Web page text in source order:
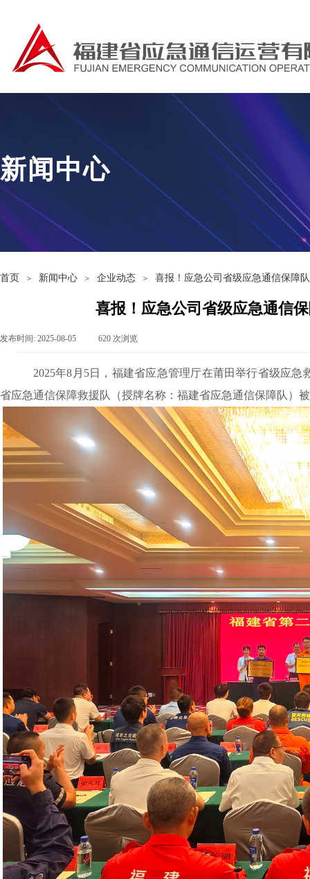
新闻中心
首页 ＞ 新闻中心 ＞ 企业动态 ＞ 喜报！应急公司省级应急通信保障
喜报！应急公司省级应急通信
发布时间: 2025-08-05 620 次浏览
2025年8月5日，福建省应急管理厅在莆田举行省级应
省应急通信保障救援队（授牌名称：福建省应急通信保障队）